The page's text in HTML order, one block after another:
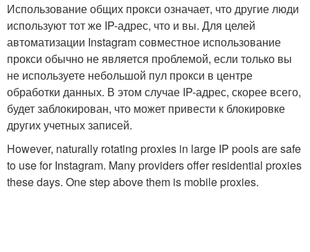
Использование общих прокси означает, что другие люди
используют тот же IP-адрес, что и вы. Для целей
автоматизации Instagram совместное использование
прокси обычно не является проблемой, если только вы
не используете небольшой пул прокси в центре
обработки данных. В этом случае IP-адрес, скорее всего,
будет заблокирован, что может привести к блокировке
других учетных записей.
However, naturally rotating proxies in large IP pools are safe
to use for Instagram. Many providers offer residential proxies
these days. One step above them is mobile proxies.